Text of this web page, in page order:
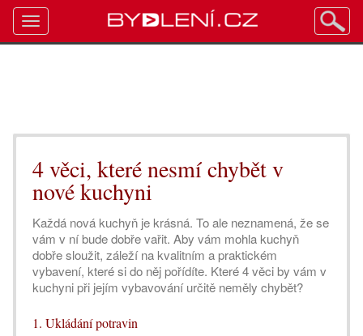
4 věci, které nesmí chybět v
nové kuchyni
Každá nová kuchyň je krásná. To ale neznamená, že se
vám v ní bude dobře vařit. Aby vám mohla kuchyň
dobře sloužit, záleží na kvalitním a praktickém
vybavení, které si do něj pořídíte. Které 4 věci by vám v
kuchyni při jejím vybavování určitě neměly chybět?
1. Ukládání potravin
Toggle
navigation